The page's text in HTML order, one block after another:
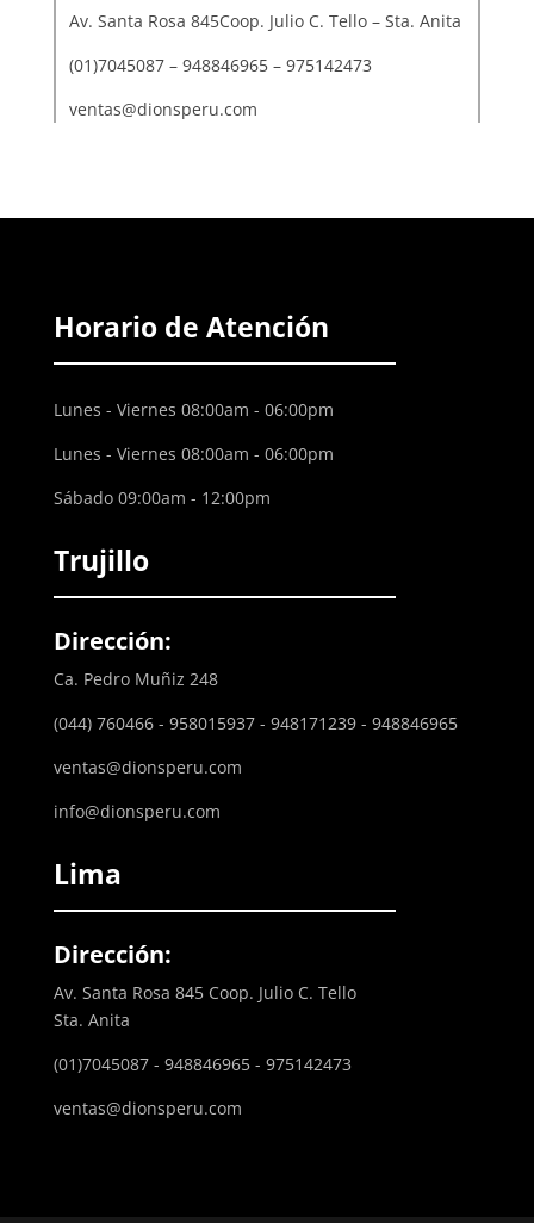
Av. Santa Rosa 845Coop. Julio C. Tello – Sta. Anita
(01)7045087 – 948846965 – 975142473
ventas@dionsperu.com
Horario de Atención
Lunes - Viernes 08:00am - 06:00pm
Lunes - Viernes 08:00am - 06:00pm
Sábado 09:00am - 12:00pm
Trujillo
Dirección:
Ca. Pedro Muñiz 248
(044) 760466 - 958015937 - 948171239 - 948846965
ventas@dionsperu.com
info@dionsperu.com
Lima
Dirección:
Av. Santa Rosa 845 Coop. Julio C. Tello
Sta. Anita
(01)7045087 - 948846965 - 975142473
ventas@dionsperu.com